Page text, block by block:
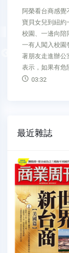
Previous
阿榮看台商感覺
寶貝女兒到紐約
校園、一邊向陪
一有人闖入校園
著朋友走進辦公
表示，如果有危
03:32
最近雜誌